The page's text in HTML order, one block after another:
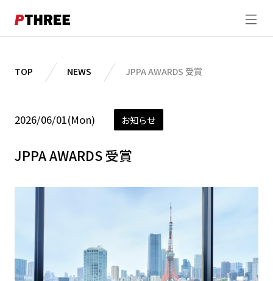
MEMBER
TOP NEWS JPPA AWARDS 受賞
2026/06/01(Mon) お知らせ
JPPA AWARDS 受賞